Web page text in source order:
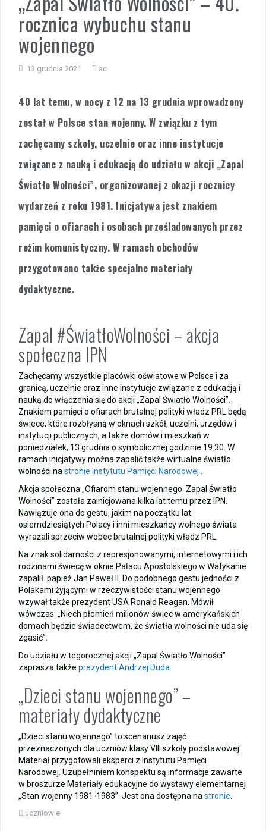
Wycieczka klasy 3b i 3d do Zieleniewa i Kołobrzegu
🌊🏰 Wycieczka do Trójmiasta i Malborka 🏰🌊
📚🧇🍧PODZIĘKOWANIA🍧🧇📚
Gala Laureatów – przeniesiona na wrzesień
Ósme miejsce w województwie i brązowy medal indywidualnie!
Nasi lekkoatleci w czołówce województwa!
rocznica wybuchu stanu
wojennego
13 grudnia 2021 ac
40 lat temu, w nocy z 12 na 13 grudnia wprowadzony
został w Polsce stan wojenny. W związku z tym
zachęcamy szkoły, uczelnie oraz inne instytucje
związane z nauką i edukacją do udziału w akcji „Zapal
Światło Wolności”, organizowanej z okazji rocznicy
wydarzeń z roku 1981. Inicjatywa jest znakiem
pamięci o ofiarach i osobach prześladowanych przez
reżim komunistyczny. W ramach obchodów
przygotowano także specjalne materiały
dydaktyczne.
Zapal #ŚwiatłoWolności – akcja
społeczna IPN
Zachęcamy wszystkie placówki oświatowe w Polsce i za
granicą, uczelnie oraz inne instytucje związane z edukacją i
nauką do włączenia się do akcji „Zapal Światło Wolności”.
Znakiem pamięci o ofiarach brutalnej polityki władz PRL będą
świece, które rozbłysną w oknach szkół, uczelni, urzędów i
instytucji publicznych, a także domów i mieszkań w
poniedziałek, 13 grudnia o symbolicznej godzinie 19:30. W
ramach inicjatywy można zapalić także wirtualne światło
wolności na stronie Instytutu Pamięci Narodowej
Akcja społeczna „Ofiarom stanu wojennego. Zapal Światło
Wolności” została zainicjowana kilka lat temu przez IPN.
Nawiązuje ona do gestu, jakim na początku lat
osiemdziesiątych Polacy i inni mieszkańcy wolnego świata
wyrażali sprzeciw wobec brutalnej polityki władz PRL.
Na znak solidarności z represjonowanymi, internetowymi i ich
rodzinami świecę w oknie Pałacu Apostolskiego w Watykanie
zapalił papież Jan Paweł II. Do podobnego gestu jedności z
Polakami żyjącymi w rzeczywistości stanu wojennego
wzywał także prezydent USA Ronald Reagan. Mówił
wówczas: „Niech płomień milionów świec w amerykańskich
domach będzie świadectwem, że światła wolności nie uda się
zgasić”.
Do udziału w tegorocznej akcji „Zapal Światło Wolności”
zaprasza także prezydent Andrzej Duda
„Dzieci stanu wojennego” –
materiały dydaktyczne
„Dzieci stanu wojennego” to scenariusz zajęć
przeznaczonych dla uczniów klasy VIII szkoły podstawowej.
Materiał przygotowali eksperci z Instytutu Pamięci
Narodowej. Uzupełniniem konspektu są informacje zawarte
w broszurze Materiały edukacyjne do wystawy elementarnej
„Stan wojenny 1981-1983”. Jest ona dostępna na stronie
uczniowie